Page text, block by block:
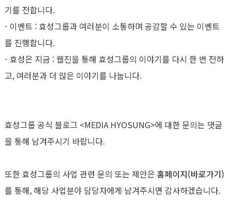
기를 전합니다.
- 이벤트 : 효성그룹과 여러분이 소통하며 공감할 수 있는 이벤트
를 진행합니다.
- 효성은 지금 : 웹진을 통해 효성그룹의 이야기를 다시 한 번 전하
고, 여러분과 더 많은 이야기를 나눕니다.
효성그룹 공식 블로그 <MEDIA HYOSUNG>에 대한 문의는 댓글
을 통해 남겨주시기 바랍니다.
또한 효성그룹의 사업 관련 문의 또는 제안은 홈페이지(바로가기)
를 통해, 해당 사업분야 담당자에게 남겨주시면 감사하겠습니다.